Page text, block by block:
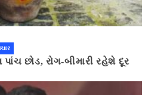
પાંચ છોડ, રોગ-બીમારી રહેશે દૂર